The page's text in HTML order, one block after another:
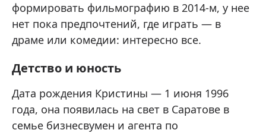
формировать фильмографию в 2014-м, у нее
нет пока предпочтений, где играть — в
драме или комедии: интересно все.
Детство и юность
Дата рождения Кристины — 1 июня 1996
года, она появилась на свет в Саратове в
семье бизнесвумен и агента по